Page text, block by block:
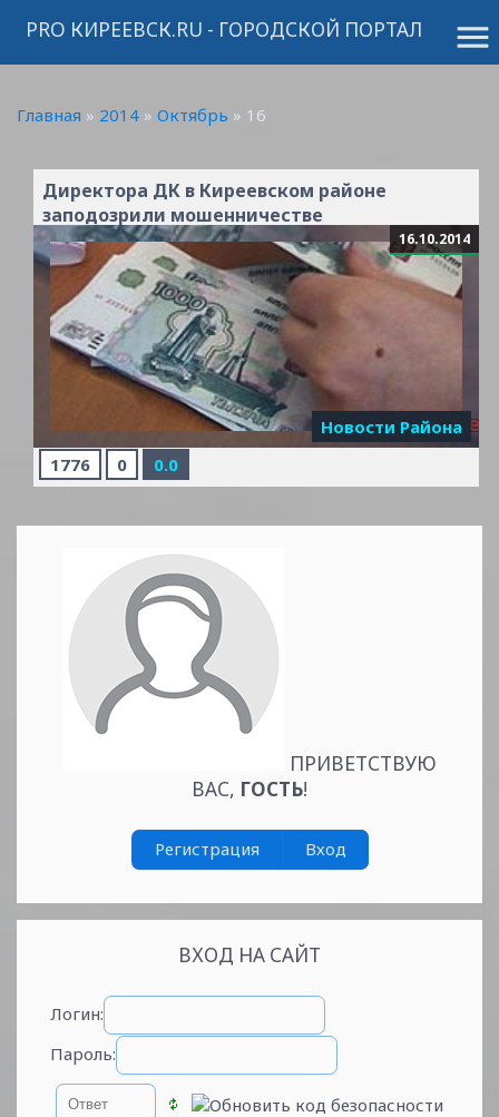
menu
PRO КИРЕЕВСК.RU - ГОРОДСКОЙ ПОРТАЛ
Главная » 2014 » Октябрь » 16
Директора ДК в Киреевском районе
заподозрили мошенничестве
Читать
1776 0 0.0
16.10.2014
Новости Района
ПРИВЕТСТВУЮ
ВАС, ГОСТЬ!
Регистрация Вход
ВХОД НА САЙТ
Логин:
Пароль: